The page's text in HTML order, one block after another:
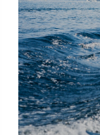
Norwegens